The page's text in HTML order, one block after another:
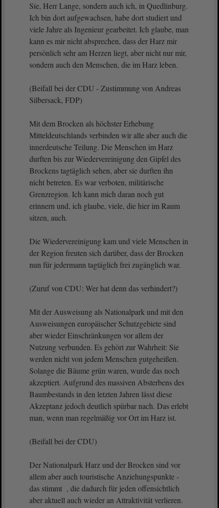
Sie, Herr Lange, sondern auch ich, in Quedlinburg.
Ich bin dort aufgewachsen, habe dort studiert und
viele Jahre als Ingenieur gearbeitet. Ich glaube, man
kann es mir nicht absprechen, dass der Harz mir
persönlich sehr am Herzen liegt, aber nicht nur mir,
sondern auch den Menschen, die im Harz leben.
(Beifall bei der CDU - Zustimmung von Andreas
Silbersack, FDP)
Mit dem Brocken als höchster Erhebung
Mitteldeutschlands verbinden wir alle aber auch die
innerdeutsche Teilung. Die Menschen im Harz
durften bis zur Wiedervereinigung den Gipfel des
Brockens tagtäglich sehen, aber sie durften ihn
nicht betreten. Es war verboten, militärische
Grenzregion. Ich kann mich daran noch gut
erinnern und, ich glaube, viele, die hier im Raum
sitzen, auch.
Die Wiedervereinigung kam und viele Menschen in
der Region freuten sich darüber, dass der Brocken
nun für jedermann tagtäglich frei zugänglich war.
(Zuruf von CDU: Wer hat denn das verhindert?)
Mit der Ausweisung als Nationalpark und mit den
Ausweisungen europäischer Schutzgebiete sind
aber wieder Einschränkungen vor allem der
Nutzung verbunden. Es gehört zur Wahrheit: Sie
werden nicht von jedem Menschen gutgeheißen.
Solange die Bäume grün waren, wurde das noch
akzeptiert. Aufgrund des massiven Absterbens des
Baumbestands in den letzten Jahren lässt diese
Akzeptanz jedoch deutlich spürbar nach. Das erlebt
man, wenn man regelmäßig vor Ort im Harz ist.
(Beifall bei der CDU)
Der Nationalpark Harz und der Brocken sind vor
allem aber auch touristische Anziehungspunkte -
das stimmt , die dadurch für jeden offensichtlich
aber aktuell auch wieder an Attraktivität verlieren.